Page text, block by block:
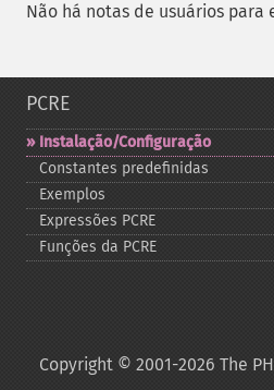
Não há notas de usuários para
PCRE
Instalação/Configuração
Constantes predefinidas
Exemplos
Expressões PCRE
Funções da PCRE
Copyright © 2001-2026 The